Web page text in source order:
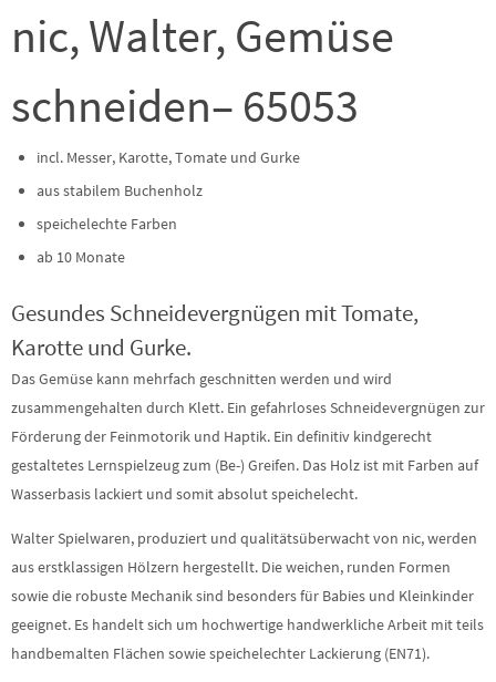
nic, Walter, Gemüse
schneiden– 65053
incl. Messer, Karotte, Tomate und Gurke
aus stabilem Buchenholz
speichelechte Farben
ab 10 Monate
Gesundes Schneidevergnügen mit Tomate,
Karotte und Gurke.
Das Gemüse kann mehrfach geschnitten werden und wird
zusammengehalten durch Klett. Ein gefahrloses Schneidevergnügen zur
Förderung der Feinmotorik und Haptik. Ein definitiv kindgerecht
gestaltetes Lernspielzeug zum (Be-) Greifen. Das Holz ist mit Farben auf
Wasserbasis lackiert und somit absolut speichelecht.
Walter Spielwaren, produziert und qualitätsüberwacht von nic, werden
aus erstklassigen Hölzern hergestellt. Die weichen, runden Formen
sowie die robuste Mechanik sind besonders für Babies und Kleinkinder
geeignet. Es handelt sich um hochwertige handwerkliche Arbeit mit teils
handbemalten Flächen sowie speichelechter Lackierung (EN71).